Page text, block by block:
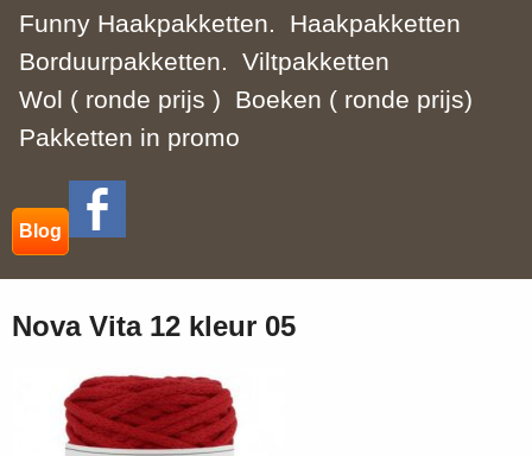
Funny Haakpakketten.
Haakpakketten
Borduurpakketten.
Viltpakketten
Wol ( ronde prijs )
Boeken ( ronde prijs)
Pakketten in promo
Blog
Nova Vita 12 kleur 05